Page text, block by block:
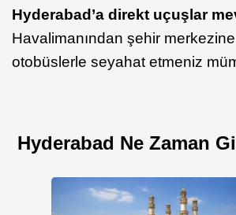
Hyderabad’a direkt uçuşlar
Havalimanından şehir merkezine
otobüslerle seyahat etmeniz
Hyderabad Ne Zaman